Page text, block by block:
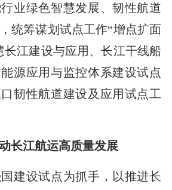
业绿色智慧发展、韧性航道
统筹谋划试点工作“增点扩面
长江建设与应用、长江干线船
源应用与监控体系建设试点
韧性航道建设及应用试点工
长江航运高质量发展
建设试点为抓手，以推进长